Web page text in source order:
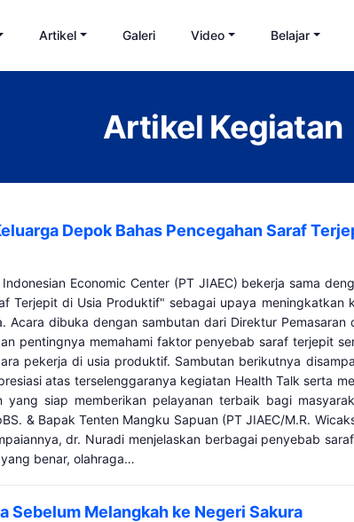
Artikel Galeri Video Belajar
Artikel Kegiatan
Depok Bahas Pencegahan Saraf
Economic Center (PT JIAEC) bekerja sama
Terjepit di Usia Produktif" sebagai upaya
Acara dibuka dengan sambutan dari Direktur
pentingnya memahami faktor penyebab saraf terjepit
pekerja di usia produktif. Sambutan berikutnya
atas terselenggaranya kegiatan Health Talk serta
siap memberikan pelayanan terbaik bagi
& Bapak Tenten Mangku Sapuan (PT JIAEC/M.R.
dr. Nuradi menjelaskan berbagai penyebab
benar, olahraga…
Sebelum Melangkah ke Negeri Sakura